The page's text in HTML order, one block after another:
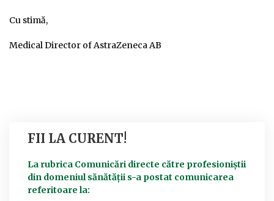
Cu stimă,
Medical Director of AstraZeneca AB
FII LA CURENT!
La rubrica Comunicări directe către profesioniștii
din domeniul sănătății s-a postat comunicarea
referitoare la: